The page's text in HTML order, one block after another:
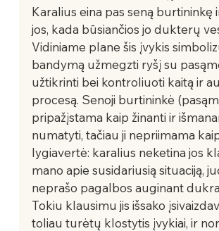
Karalius eina pas seną burtininkę
jos, kada būsiančios jo dukterų
Vidiniame plane šis įvykis
bandymą užmegzti ryšį su
užtikrinti bei kontroliuoti kaitą ir
procesą. Senoji burtininkė
pripažįstama kaip žinanti ir
numatyti, tačiau ji nepriimama
lygiavertė: karalius neketina jos
mano apie susidariusią situaciją,
neprašo pagalbos auginant
Tokiu klausimu jis išsako
toliau turėtų klostytis įvykiai, ir